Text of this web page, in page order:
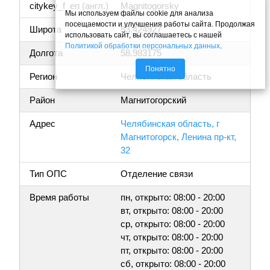
citykey_f_en (англ.)
Magnitogorsky
Широта 53.424927
Долгота 58.983175
Регион Челябинская область
Район Магнитогорский
Адрес
Челябинская область, г
Магнитогорск, Ленина пр-кт,
32
Тип ОПС Отделение связи
Время работы
пн, открыто: 08:00 - 20:00
вт, открыто: 08:00 - 20:00
ср, открыто: 08:00 - 20:00
чт, открыто: 08:00 - 20:00
пт, открыто: 08:00 - 20:00
сб, открыто: 08:00 - 20:00
Мы используем файлы cookie для анализа
посещаемости и улучшения работы сайта. Продолжая
использовать сайт, вы соглашаетесь с нашей
Политикой обработки персональных данных
Понятно